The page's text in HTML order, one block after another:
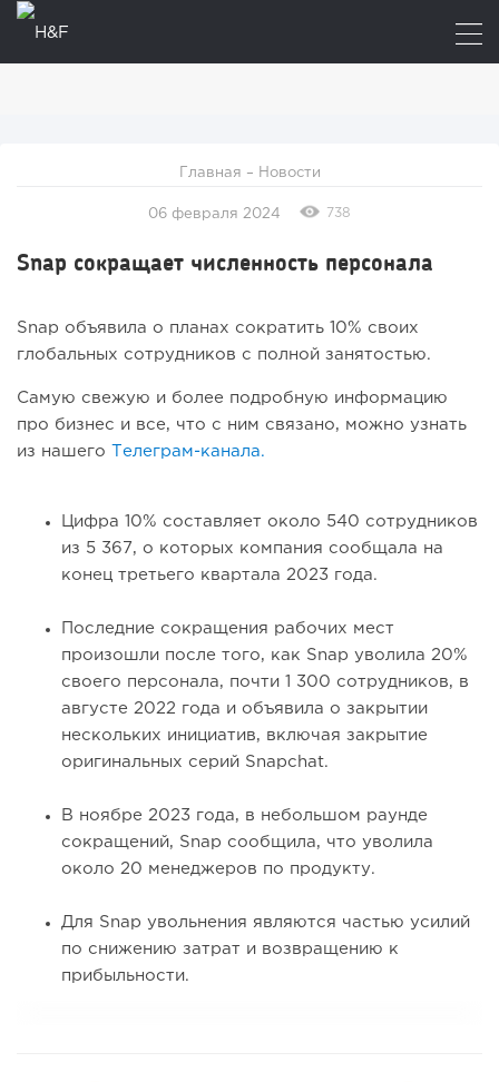
Главная – Новости
06 февраля 2024 738
Snap сокращает численность персонала
Snap объявила о планах сократить 10% своих
глобальных сотрудников с полной занятостью.
Самую свежую и более подробную информацию
про бизнес и все, что с ним связано, можно узнать
из нашего Телеграм-канала.
Цифра 10% составляет около 540 сотрудников
из 5 367, о которых компания сообщала на
конец третьего квартала 2023 года.
Последние сокращения рабочих мест
произошли после того, как Snap уволила 20%
своего персонала, почти 1 300 сотрудников, в
августе 2022 года и объявила о закрытии
нескольких инициатив, включая закрытие
оригинальных серий Snapchat.
В ноябре 2023 года, в небольшом раунде
сокращений, Snap сообщила, что уволила
около 20 менеджеров по продукту.
Для Snap увольнения являются частью усилий
по снижению затрат и возвращению к
прибыльности.